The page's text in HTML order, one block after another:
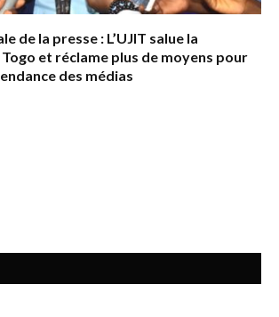
de la presse : L’UJIT salue la
et réclame plus de moyens pour
des médias